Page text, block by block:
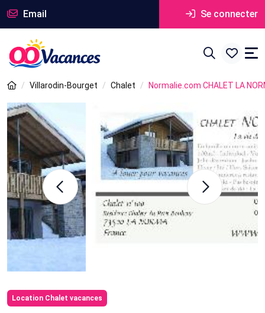
Email Se connecter
Villarodin-Bourget Chalet Normalie.com CHALET LA
Location Chalet vacances